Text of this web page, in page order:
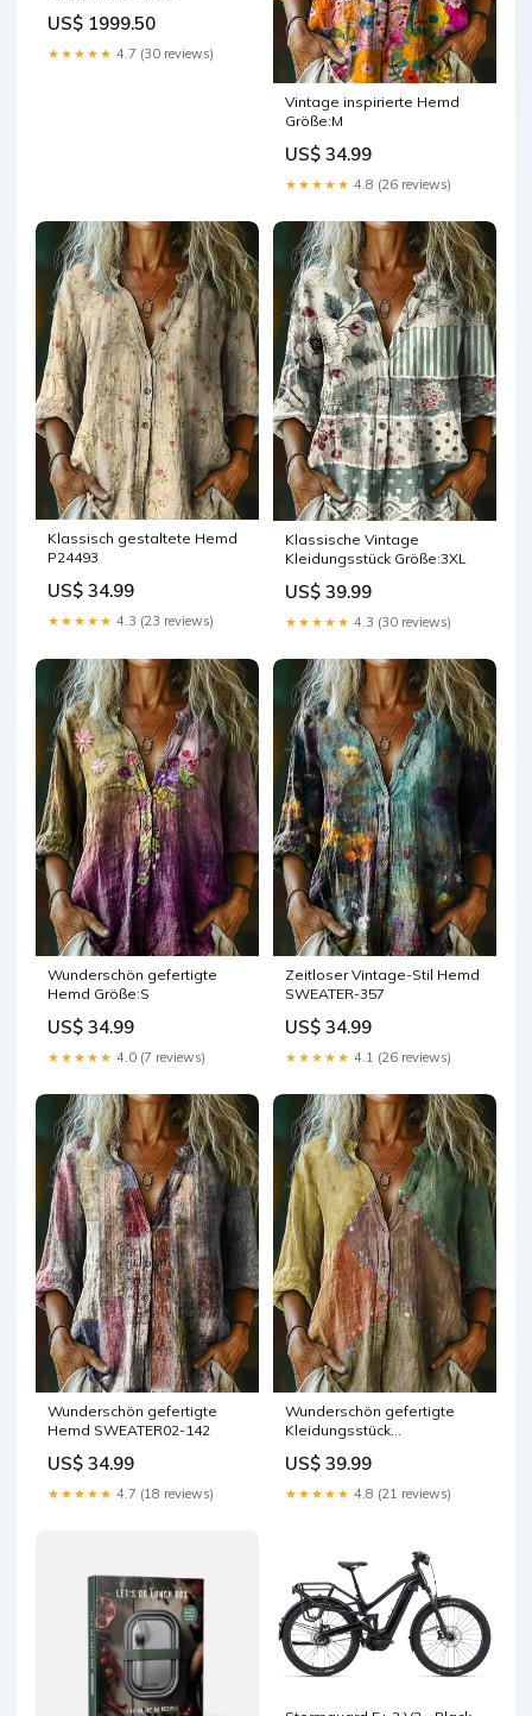
US$ 1999.50
★★★★★ 4.7 (30 reviews)
Vintage inspirierte Hemd
Größe:M
US$ 34.99
★★★★★ 4.8 (26 reviews)
Klassisch gestaltete Hemd
P24493
US$ 34.99
★★★★★ 4.3 (23 reviews)
Klassische Vintage
Kleidungsstück Größe:3XL
US$ 39.99
★★★★★ 4.3 (30 reviews)
Wunderschön gefertigte
Hemd Größe:S
US$ 34.99
★★★★★ 4.0 (7 reviews)
Zeitloser Vintage-Stil Hemd
SWEATER-357
US$ 34.99
★★★★★ 4.1 (26 reviews)
Wunderschön gefertigte
Hemd SWEATER02-142
US$ 34.99
★★★★★ 4.7 (18 reviews)
Wunderschön gefertigte
Kleidungsstück
US$ 39.99
★★★★★ 4.8 (21 reviews)